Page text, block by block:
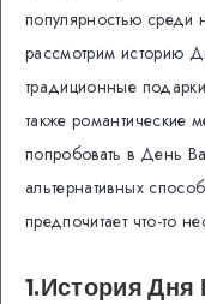
популярностью среди
рассмотрим историю
традиционные
также романтические
попробовать в День
альтернативных
предпочитает что-то
1.История Дня